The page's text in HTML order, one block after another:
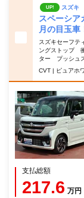
UP! スズキ
スペーシ
月の目玉車
スズキセーフ
ングストップ
ター プッシュ
CVT | ピュアホ
支払総額
217.6 万円